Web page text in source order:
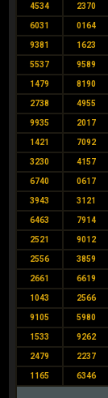
4534 2370
6031 0164
9381 1623
5537 9589
1479 8190
2738 4955
9935 2017
1421 7092
3230 4157
6740 0617
3943 3121
6463 7914
2521 9012
2556 3859
2661 6619
1043 2566
9105 5980
1533 9262
2479 2237
1165 6346